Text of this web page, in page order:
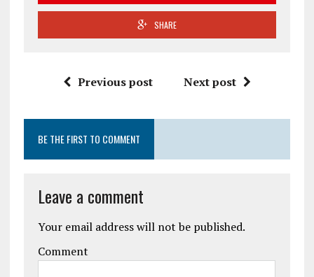
SHARE
Previous post Next post
BE THE FIRST TO COMMENT
Leave a comment
Your email address will not be published.
Comment